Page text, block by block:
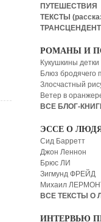
ПУТЕШЕСТВИЯ
ТЕКСТЫ
РОМАНЫ И
Кукушкины детки
Блюз бродячего
Злосчастный
Ветер в
ВСЕ БЛОГ-
ЭССЕ О
Сид Барретт
Джон Леннон
Брюс ЛИ
Зигмунд ФРЕЙД
Михаил
ВСЕ ТЕКСТЫ О
ИНТЕРВЬЮ